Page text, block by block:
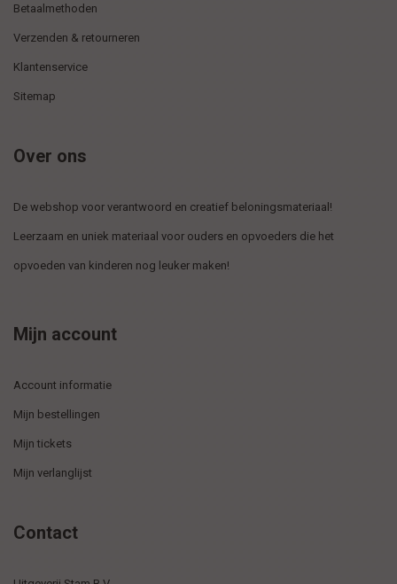
Betaalmethoden
Verzenden & retourneren
Klantenservice
Sitemap
Over ons
De webshop voor verantwoord en creatief beloningsmateriaal!
Leerzaam en uniek materiaal voor ouders en opvoeders die het
opvoeden van kinderen nog leuker maken!
Mijn account
Account informatie
Mijn bestellingen
Mijn tickets
Mijn verlanglijst
Contact